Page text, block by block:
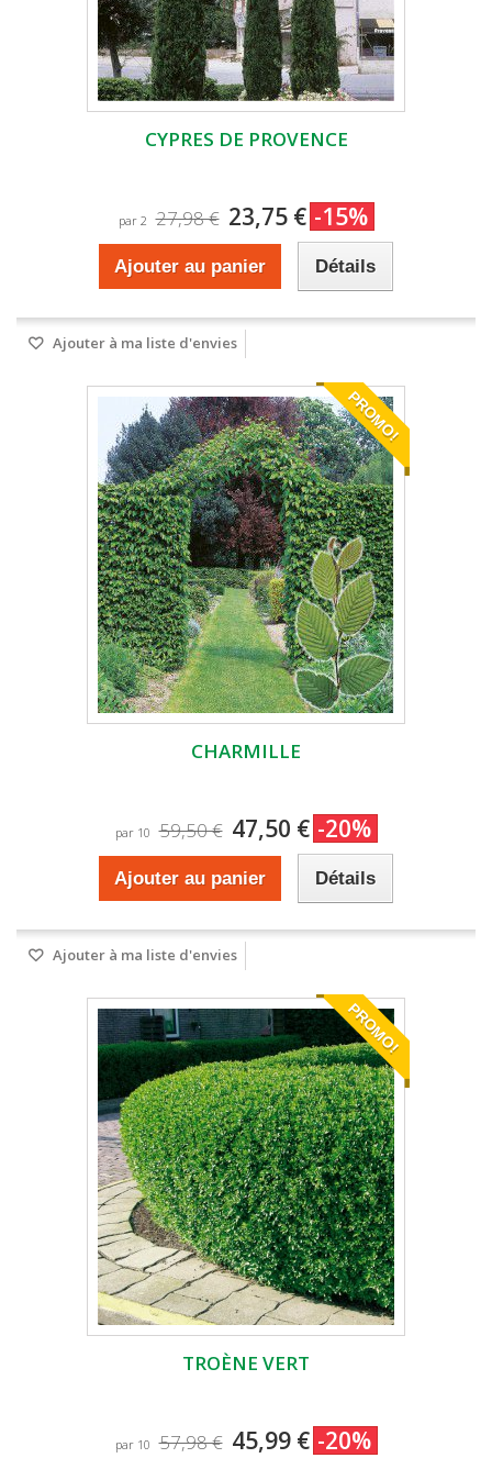
CYPRES DE PROVENCE
par 2 27,98 € 23,75 € -15%
Ajouter au panier Détails
Ajouter à ma liste d'envies
PROMO!
CHARMILLE
par 10 59,50 € 47,50 € -20%
Ajouter au panier Détails
Ajouter à ma liste d'envies
PROMO!
TROÈNE VERT
par 10 57,98 € 45,99 € -20%